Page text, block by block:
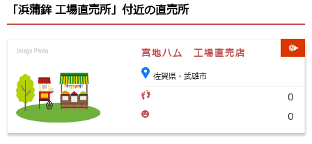
「浜蒲鉾 工場直売所」付近の直売所
宮地ハム 工場直売店
佐賀県・武雄市
0
0